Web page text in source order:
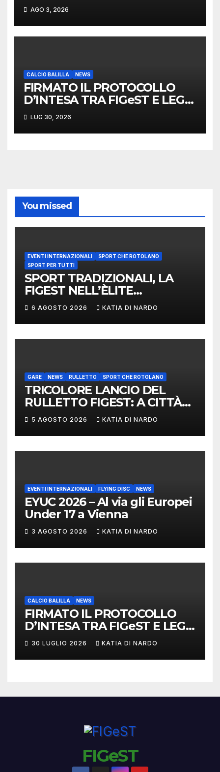
AGO 3, 2026
CALCIO BALILLA NEWS
FIRMATO IL PROTOCOLLO
D’INTESA TRA FIGeST E LEGA
NAZIONALE DILETTANTI
LUG 30, 2026
You missed
EVENTI INTERNAZIONALI
SPORT CHE ROTOLANO
SPORT PER TUTTI
SPORT TRADIZIONALI, LA
FIGEST NELL’ÈLITE
MONDIALE: LA
DELEGAZIONE ITALIANA
PROTAGONISTA AL
CONVEGNO TAFISA A
6 AGOSTO 2026 KATIA DI NARDO
GARE NEWS RULLETTO SPORT CHE ROTOLANO
TRICOLORE LANCIO DEL
RULLETTO FIGEST: A CITTÀ
DI CASTELLO VINCONO
MARCHIGIANI ED UMBRI
5 AGOSTO 2026 KATIA DI NARDO
EVENTI INTERNAZIONALI FLYING DISC NEWS
EYUC 2026 – Al via gli Europei
Under 17 a Vienna
3 AGOSTO 2026 KATIA DI NARDO
CALCIO BALILLA NEWS
FIRMATO IL PROTOCOLLO
D’INTESA TRA FIGeST E LEGA
NAZIONALE DILETTANTI
30 LUGLIO 2026 KATIA DI NARDO
FIGeST